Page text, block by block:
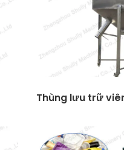
Thùng lưu trữ